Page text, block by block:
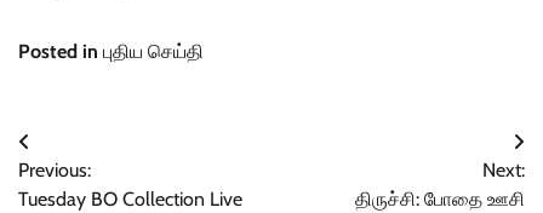
Posted in புதிய செய்தி
Post
navigation
Previous:
Tuesday BO Collection Live
Next:
திருச்சி: போதை ஊசி